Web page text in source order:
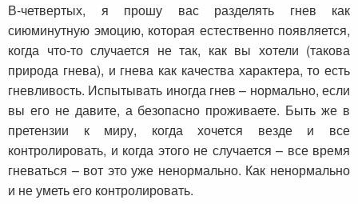
В-четвертых, я прошу вас разделять гнев как
сиюминутную эмоцию, которая естественно появляется,
когда что-то случается не так, как вы хотели (такова
природа гнева), и гнева как качества характера, то есть
гневливость. Испытывать иногда гнев – нормально, если
вы его не давите, а безопасно проживаете. Быть же в
претензии к миру, когда хочется везде и все
контролировать, и когда этого не случается – все время
гневаться – вот это уже ненормально. Как ненормально
и не уметь его контролировать.